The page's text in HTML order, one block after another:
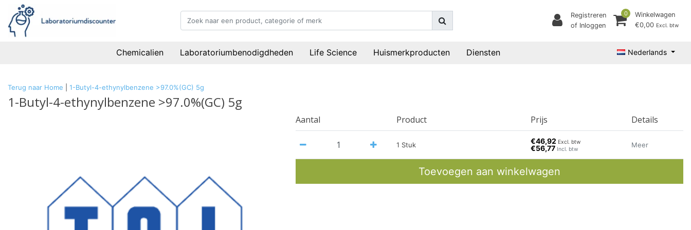
Registreren
of Inloggen
0
Winkelwagen
€0,00 Excl. btw
Chemicalien Laboratoriumbenodigdheden Life Science Huismerkproducten Diensten Nederlands
Terug naar Home 1-Butyl-4-ethynylbenzene >97.0%(GC) 5g
1-Butyl-4-ethynylbenzene >97.0%(GC) 5g
Aantal Product Prijs Details
1 Stuk €46,92 Excl. btw
€56,77 Incl. btw
Meer
Toevoegen aan winkelwagen